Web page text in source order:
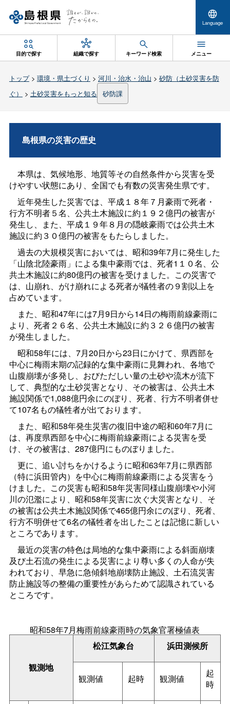
Language
目的で探す 組織で探す キーワード検索 メニュー
トップ> 環境・県土づくり > 河川・治水・治山 > 砂防（土砂災害を防
ぐ）
> 土砂災害をもっと知る 砂防課
島根県の災害の歴史
本県は、気候地形、地質等その自然条件から災害を受
けやすい状態にあり、全国でも有数の災害発生県です。
近年発生した災害では、平成１８年７月豪雨で死者・
行方不明者５名、公共土木施設に約１９２億円の被害が
発生し、また、平成１９年８月の隠岐豪雨では公共土木
施設に約３０億円の被害をもたらしました。
過去の大規模災害においては、昭和39年7月に発生した
「山陰北陸豪雨」による集中豪雨では、死者1１０名、公
共土木施設に約80億円の被害を受けました。この災害で
は、山崩れ、がけ崩れによる死者が犠牲者の９割以上を
占めています。
また、昭和47年には7月9日から14日の梅雨前線豪雨に
より、死者２６名、公共土木施設に約３２６億円の被害
が発生しました。
昭和58年には、7月20日から23日にかけて、県西部を
中心に梅雨末期の記録的な集中豪雨に見舞われ、各地で
山腹崩壊が多発し、おびただしい量の土砂や流木が流下
して、典型的な土砂災害となり、その被害は、公共土木
施設関係で1,088億円余にのぼり、死者、行方不明者併せ
て107名もの犠牲者が出ております。
また、昭和58年発生災害の復旧中途の昭和60年7月に
は、再度県西部を中心に梅雨前線豪雨による災害を受
け、その被害は、287億円にものぼりました。
更に、追い討ちをかけるように昭和63年7月に県西部
（特に浜田管内）を中心に梅雨前線豪雨による災害をう
けました。この災害も昭和58年災害同様山腹崩壊や小河
川の氾濫により、昭和58年災害に次ぐ大災害となり、そ
の被害は公共土木施設関係で465億円余にのぼり、死者、
行方不明併せて6名の犠牲者を出したことは記憶に新しい
ところであります。
最近の災害の特色は局地的な集中豪雨による斜面崩壊
及び土石流の発生による災害により尊い多くの人命が失
われており、早急に急傾斜地崩壊防止施設、土石流災害
防止施設等の整備の重要性があらためて認識されている
ところです。
昭和58年7月梅雨前線豪雨時の気象官署極値表
観測地
松江気象台 浜田測候所
観測値 起時 観測値
起
時